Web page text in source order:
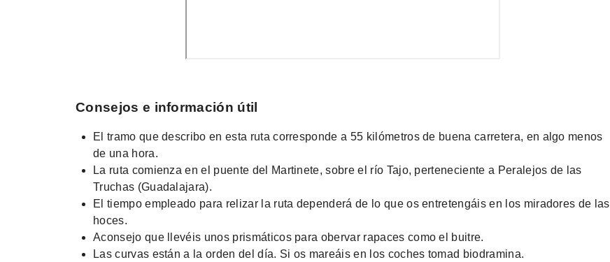
Consejos e información útil
El tramo que describo en esta ruta corresponde a 55 kilómetros de buena carretera, en algo menos
de una hora.
La ruta comienza en el puente del Martinete, sobre el río Tajo, perteneciente a Peralejos de las
Truchas (Guadalajara).
El tiempo empleado para relizar la ruta dependerá de lo que os entretengáis en los miradores de las
hoces.
Aconsejo que llevéis unos prismáticos para obervar rapaces como el buitre.
Las curvas están a la orden del día. Si os mareáis en los coches tomad biodramina.